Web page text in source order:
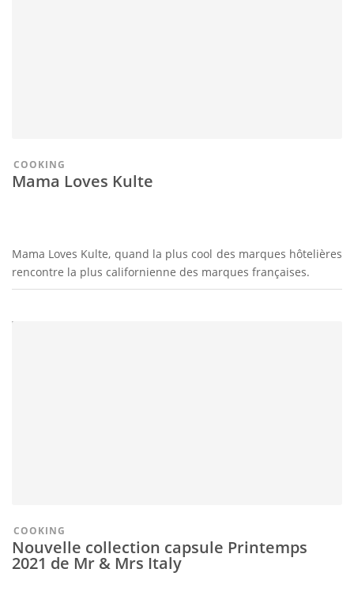
COOKING
Mama Loves Kulte
Mama Loves Kulte, quand la plus cool des marques hôtelières
rencontre la plus californienne des marques françaises.
COOKING
Nouvelle collection capsule Printemps
2021 de Mr & Mrs Italy